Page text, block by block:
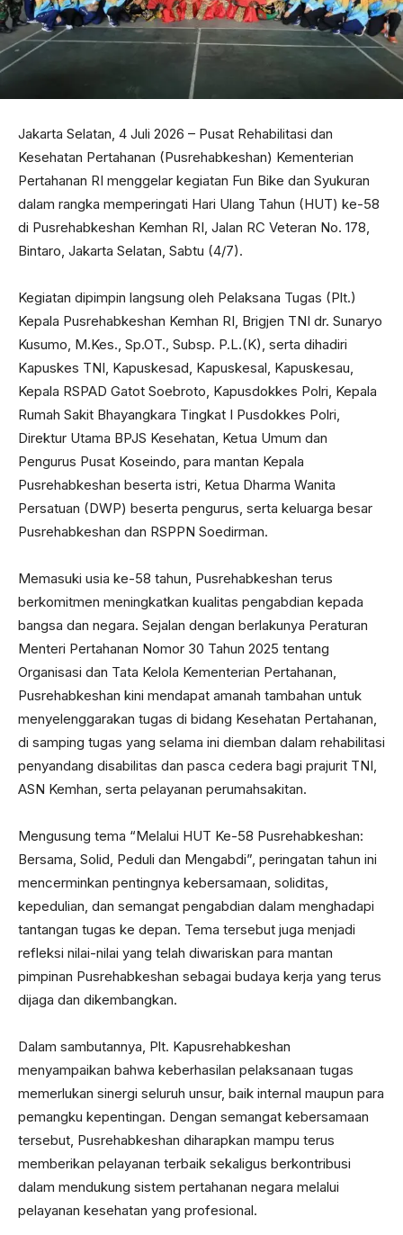
Jakarta Selatan, 4 Juli 2026 – Pusat Rehabilitasi dan
Kesehatan Pertahanan (Pusrehabkeshan) Kementerian
Pertahanan RI menggelar kegiatan Fun Bike dan Syukuran
dalam rangka memperingati Hari Ulang Tahun (HUT) ke-58
di Pusrehabkeshan Kemhan RI, Jalan RC Veteran No. 178,
Bintaro, Jakarta Selatan, Sabtu (4/7).
Kegiatan dipimpin langsung oleh Pelaksana Tugas (Plt.)
Kepala Pusrehabkeshan Kemhan RI, Brigjen TNI dr. Sunaryo
Kusumo, M.Kes., Sp.OT., Subsp. P.L.(K), serta dihadiri
Kapuskes TNI, Kapuskesad, Kapuskesal, Kapuskesau,
Kepala RSPAD Gatot Soebroto, Kapusdokkes Polri, Kepala
Rumah Sakit Bhayangkara Tingkat I Pusdokkes Polri,
Direktur Utama BPJS Kesehatan, Ketua Umum dan
Pengurus Pusat Koseindo, para mantan Kepala
Pusrehabkeshan beserta istri, Ketua Dharma Wanita
Persatuan (DWP) beserta pengurus, serta keluarga besar
Pusrehabkeshan dan RSPPN Soedirman.
Memasuki usia ke-58 tahun, Pusrehabkeshan terus
berkomitmen meningkatkan kualitas pengabdian kepada
bangsa dan negara. Sejalan dengan berlakunya Peraturan
Menteri Pertahanan Nomor 30 Tahun 2025 tentang
Organisasi dan Tata Kelola Kementerian Pertahanan,
Pusrehabkeshan kini mendapat amanah tambahan untuk
menyelenggarakan tugas di bidang Kesehatan Pertahanan,
di samping tugas yang selama ini diemban dalam rehabilitasi
penyandang disabilitas dan pasca cedera bagi prajurit TNI,
ASN Kemhan, serta pelayanan perumahsakitan.
Mengusung tema “Melalui HUT Ke-58 Pusrehabkeshan:
Bersama, Solid, Peduli dan Mengabdi”, peringatan tahun ini
mencerminkan pentingnya kebersamaan, soliditas,
kepedulian, dan semangat pengabdian dalam menghadapi
tantangan tugas ke depan. Tema tersebut juga menjadi
refleksi nilai-nilai yang telah diwariskan para mantan
pimpinan Pusrehabkeshan sebagai budaya kerja yang terus
dijaga dan dikembangkan.
Dalam sambutannya, Plt. Kapusrehabkeshan
menyampaikan bahwa keberhasilan pelaksanaan tugas
memerlukan sinergi seluruh unsur, baik internal maupun para
pemangku kepentingan. Dengan semangat kebersamaan
tersebut, Pusrehabkeshan diharapkan mampu terus
memberikan pelayanan terbaik sekaligus berkontribusi
dalam mendukung sistem pertahanan negara melalui
pelayanan kesehatan yang profesional.